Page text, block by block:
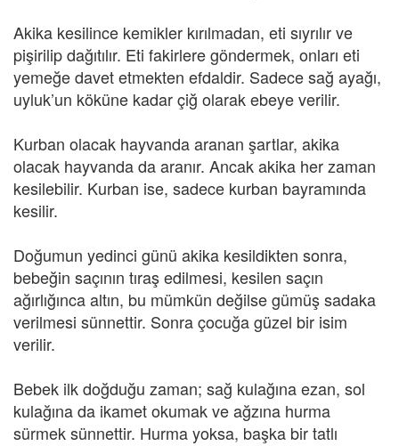
Akika kesilince kemikler kırılmadan, eti sıyrılır ve
pişirilip dağıtılır. Eti fakirlere göndermek, onları eti
yemeğe davet etmekten efdaldir. Sadece sağ ayağı,
uyluk’un köküne kadar çiğ olarak ebeye verilir.
Kurban olacak hayvanda aranan şartlar, akika
olacak hayvanda da aranır. Ancak akika her zaman
kesilebilir. Kurban ise, sadece kurban bayramında
kesilir.
Doğumun yedinci günü akika kesildikten sonra,
bebeğin saçının tıraş edilmesi, kesilen saçın
ağırlığınca altın, bu mümkün değilse gümüş sadaka
verilmesi sünnettir. Sonra çocuğa güzel bir isim
verilir.
Bebek ilk doğduğu zaman; sağ kulağına ezan, sol
kulağına da ikamet okumak ve ağzına hurma
sürmek sünnettir. Hurma yoksa, başka bir tatlı